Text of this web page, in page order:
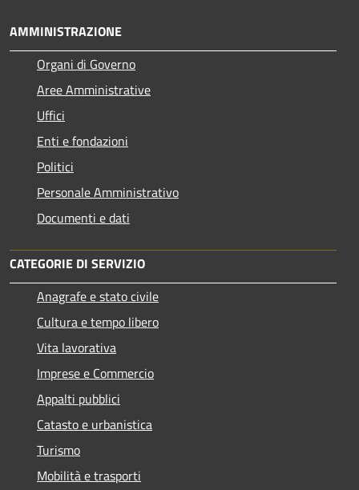
AMMINISTRAZIONE
Organi di Governo
Aree Amministrative
Uffici
Enti e fondazioni
Politici
Personale Amministrativo
Documenti e dati
CATEGORIE DI SERVIZIO
Anagrafe e stato civile
Cultura e tempo libero
Vita lavorativa
Imprese e Commercio
Appalti pubblici
Catasto e urbanistica
Turismo
Mobilità e trasporti